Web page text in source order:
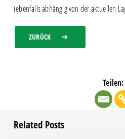
(ebenfalls abhängig von der aktuellen
ZURÜCK
Teilen:
Related Posts